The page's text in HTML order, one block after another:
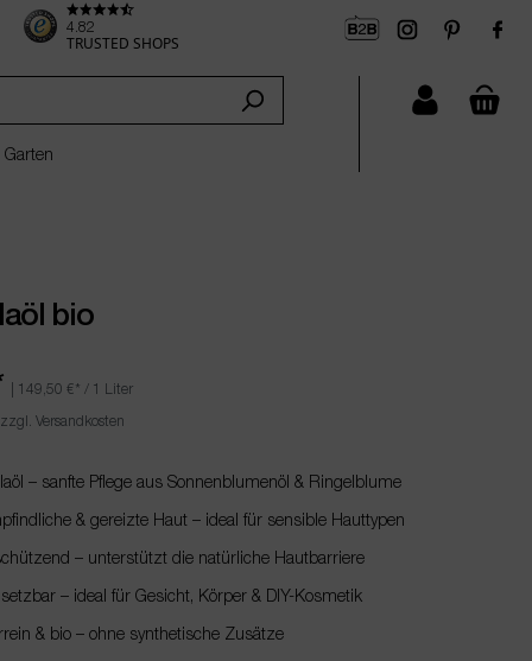
4.82
TRUSTED SHOPS
Garten
bio
149,50 € * / 1 Liter
Versandkosten
– sanfte Pflege aus Sonnenblumenöl & Ringelblume
& gereizte Haut – ideal für sensible Hauttypen
– unterstützt die natürliche Hautbarriere
– ideal für Gesicht, Körper & DIY-Kosmetik
& bio – ohne synthetische Zusätze